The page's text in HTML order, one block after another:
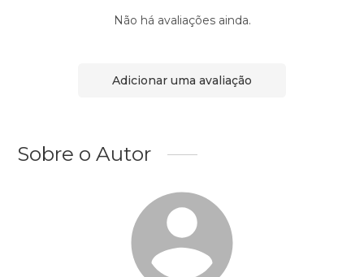
Não há avaliações ainda.
Adicionar uma avaliação
Sobre o Autor